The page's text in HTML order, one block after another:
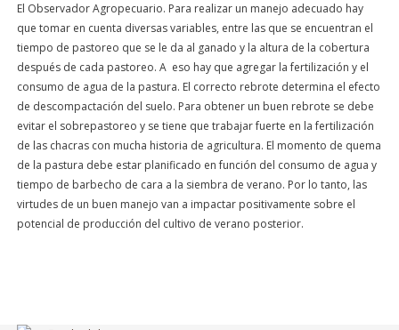
El Observador Agropecuario. Para realizar un manejo adecuado hay
que tomar en cuenta diversas variables, entre las que se encuentran el
tiempo de pastoreo que se le da al ganado y la altura de la cobertura
después de cada pastoreo. A eso hay que agregar la fertilización y el
consumo de agua de la pastura. El correcto rebrote determina el efecto
de descompactación del suelo. Para obtener un buen rebrote se debe
evitar el sobrepastoreo y se tiene que trabajar fuerte en la fertilización
de las chacras con mucha historia de agricultura. El momento de quema
de la pastura debe estar planificado en función del consumo de agua y
tiempo de barbecho de cara a la siembra de verano. Por lo tanto, las
virtudes de un buen manejo van a impactar positivamente sobre el
potencial de producción del cultivo de verano posterior.